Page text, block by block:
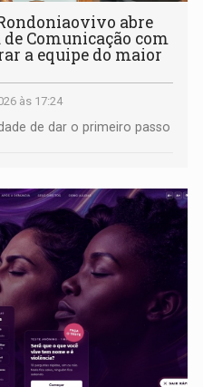
Rondoniaovivo abre
Comunicação com
a equipe do maior
às 17:24
de dar o primeiro passo